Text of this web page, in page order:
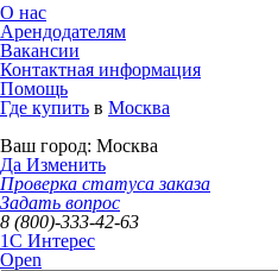
О нас
Арендодателям
Вакансии
Контактная информация
Помощь
Где купить в Москва
Ваш город: Москва
Да Изменить
Проверка статуса заказа
Задать вопрос
8 (800)-333-42-63
1C Интерес
Open